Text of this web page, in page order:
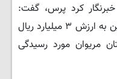
کرد پرس، گفت:
پرونده قاچاق ۳ هزار و ۸۰۰ لیتر بنزین به ارزش ۳ میلیارد ریال
مریوان مورد رسیدگی